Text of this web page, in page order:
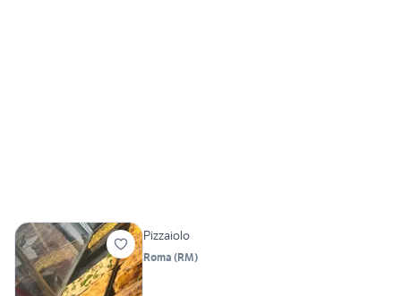
Pizzaiolo
Roma (RM)